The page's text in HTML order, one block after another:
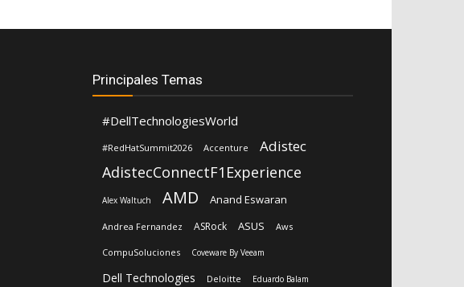
Principales Temas
#DellTechnologiesWorld
#RedHatSummit2026 Accenture Adistec
AdistecConnectF1Experience
Alex Waltuch AMD Anand Eswaran
Andrea Fernandez ASRock ASUS Aws
CompuSoluciones Coveware By Veeam
Dell Technologies Deloitte Eduardo Balam